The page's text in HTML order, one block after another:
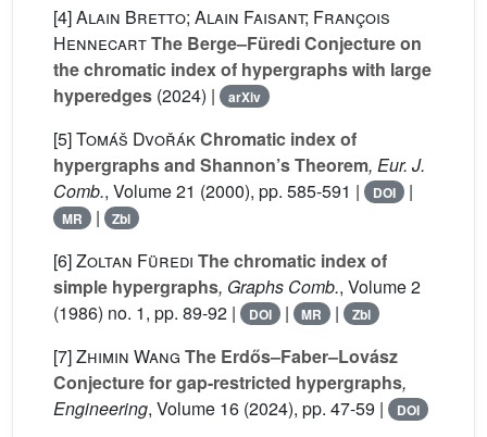
[4]Alain Bretto; Alain Faisant; François
HennecartThe Berge–Füredi Conjecture on
the chromatic index of hypergraphs with large
hyperedges (2024) | arXiv
[5]Tomáš DvořákChromatic index of
hypergraphs and Shannon’s Theorem, Eur. J.
Comb., Volume 21 (2000), pp. 585-591 | DOI |
MR | Zbl
[6]Zoltan Füredi The chromatic index of
simple hypergraphs, Graphs Comb., Volume 2
(1986) no. 1, pp. 89-92 |
DOI | MR | Zbl
[7]Zhimin Wang The Erdős–Faber–Lovász
Conjecture for gap-restricted hypergraphs,
Engineering, Volume 16 (2024), pp. 47-59 | DOI